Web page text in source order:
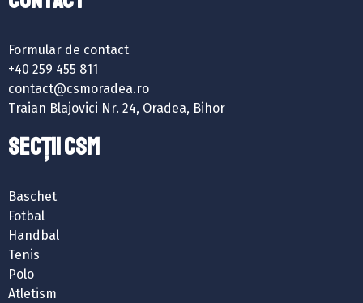
Formular de contact
+40 259 455 811
contact@csmoradea.ro
Traian Blajovici Nr. 24, Oradea, Bihor
SECȚII CSM
Baschet
Fotbal
Handbal
Tenis
Polo
Atletism